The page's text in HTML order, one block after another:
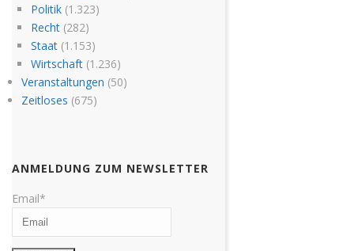
Politik(1.323)
Recht(282)
Staat(1.153)
Wirtschaft(1.236)
Veranstaltungen (50)
Zeitloses (675)
ANMELDUNG ZUM NEWSLETTER
Email*